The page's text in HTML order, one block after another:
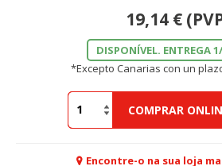
19,14 €
DISPONÍVEL. ENTREGA
*Excepto Canarias con un
COMPRAR
Encontre-o na sua loja